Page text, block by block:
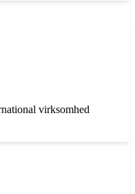
virksomhed